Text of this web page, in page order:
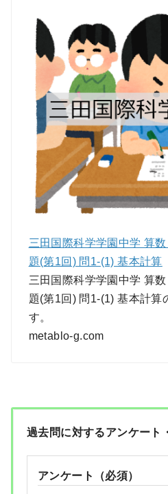
三田国際科学学園中学 算
題(第1回) 問1-(1) 基本計算
三田国際科学学園中学 算
題(第1回) 問1-(1) 基本計算
す。
metablo-g.com
過去問に対するアンケート
アンケート（必須）